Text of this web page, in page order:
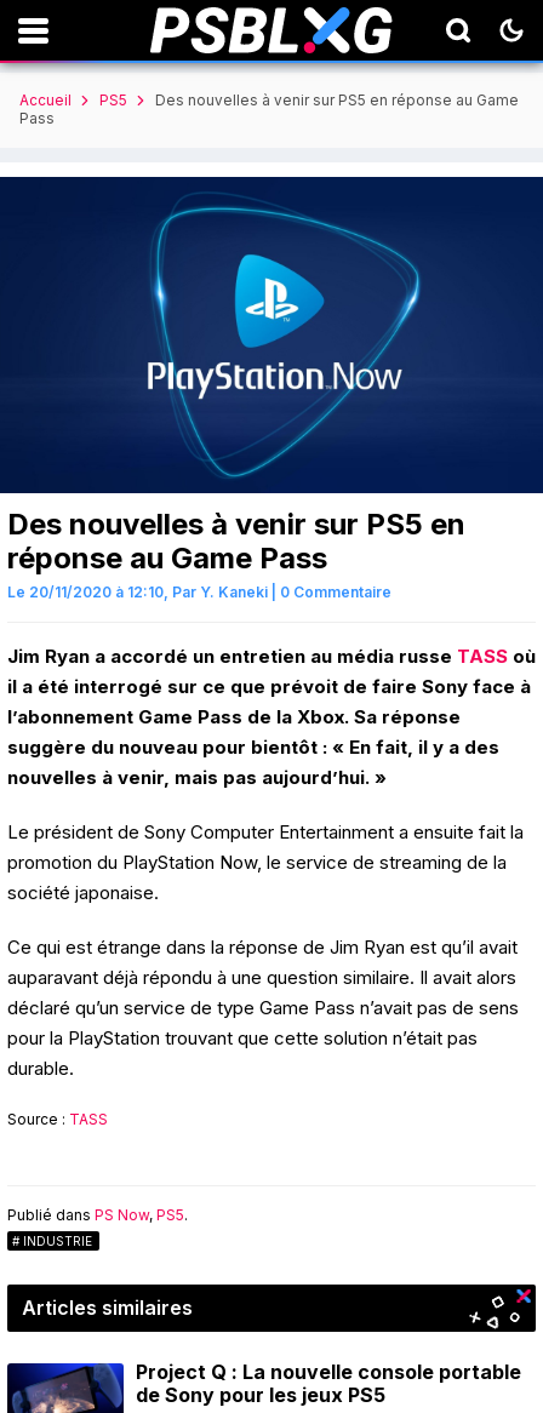
Accueil PS5
Des nouvelles à venir sur PS5 en réponse au Game
Pass
Des nouvelles à venir sur PS5 en
réponse au Game Pass
Le 20/11/2020 à 12:10, Par Y. Kaneki 0 Commentaire
Jim Ryan a accordé un entretien au média russe TASS où
il a été interrogé sur ce que prévoit de faire Sony face à
l’abonnement Game Pass de la Xbox. Sa réponse
suggère du nouveau pour bientôt : « En fait, il y a des
nouvelles à venir, mais pas aujourd’hui. »
Le président de Sony Computer Entertainment a ensuite fait la
promotion du PlayStation Now, le service de streaming de la
société japonaise.
Ce qui est étrange dans la réponse de Jim Ryan est qu’il avait
auparavant déjà répondu à une question similaire. Il avait alors
déclaré qu’un service de type Game Pass n’avait pas de sens
pour la PlayStation trouvant que cette solution n’était pas
durable.
Source : TASS
Publié dans PS Now, PS5.
INDUSTRIE
Articles similaires
Project Q : La nouvelle console portable
de Sony pour les jeux PS5